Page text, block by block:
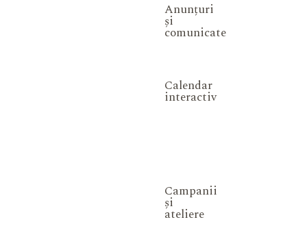
Anunțuri
și
comunicate
Calendar
interactiv
Campanii
și
ateliere